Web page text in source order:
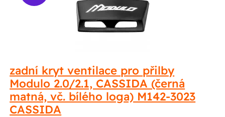
zadní kryt ventilace pro přilby
Modulo 2.0/2.1, CASSIDA (černá
matná, vč. bílého loga) M142-3023
CASSIDA